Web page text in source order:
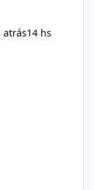
atrás14 hs